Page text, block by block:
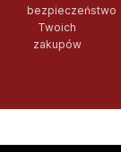
bezpieczeństwo
Twoich
zakupów